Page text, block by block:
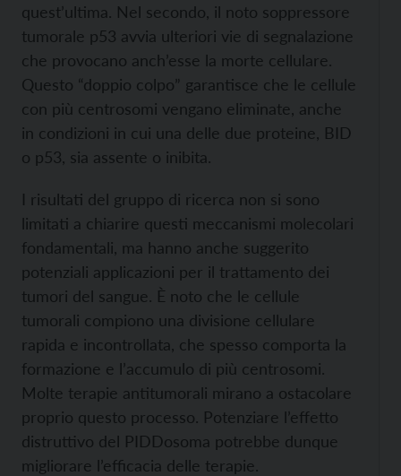
quest’ultima. Nel secondo, il noto soppressore
tumorale p53 avvia ulteriori vie di segnalazione
che provocano anch’esse la morte cellulare.
Questo “doppio colpo” garantisce che le cellule
con più centrosomi vengano eliminate, anche
in condizioni in cui una delle due proteine, BID
o p53, sia assente o inibita.
I risultati del gruppo di ricerca non si sono
limitati a chiarire questi meccanismi molecolari
fondamentali, ma hanno anche suggerito
potenziali applicazioni per il trattamento dei
tumori del sangue. È noto che le cellule
tumorali compiono una divisione cellulare
rapida e incontrollata, che spesso comporta la
formazione e l’accumulo di più centrosomi.
Molte terapie antitumorali mirano a ostacolare
proprio questo processo. Potenziare l’effetto
distruttivo del PIDDosoma potrebbe dunque
migliorare l’efficacia delle terapie.